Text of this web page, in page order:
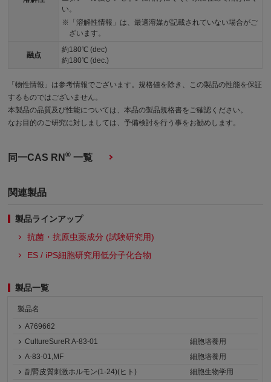
い。
「溶解性情報」は、最適溶媒が記載されていない場合がご
ざいます。
融点
約180℃ (dec)
約180℃ (dec.)
「物性情報」は参考情報でございます。規格値を除き、この製品の性能を保証
するものではございません。
本製品の品質及び性能については、本品の製品規格書をご確認ください。
なお目的のご研究に対しましては、予備検討を行う事をお勧めします。
同一CAS RN® 一覧
関連製品
製品ラインアップ
抗菌・抗原虫薬成分 (試験研究用)
ES / iPS細胞研究用低分子化合物
製品一覧
製品名
A769662
CultureSureR A-83-01
細胞培養用
A-83-01,MF
細胞培養用
副腎皮質刺激ホルモン(1-24)(ヒト)
細胞生物学用